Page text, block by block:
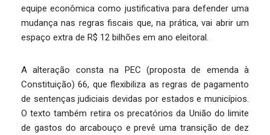
equipe econômica como justificativa para defender uma
mudança nas regras fiscais que, na prática, vai abrir um
espaço extra de R$ 12 bilhões em ano eleitoral.
A alteração consta na PEC (proposta de emenda à
Constituição) 66, que flexibiliza as regras de pagamento
de sentenças judiciais devidas por estados e municípios.
O texto também retira os precatórios da União do limite
de gastos do arcabouço e prevê uma transição de dez